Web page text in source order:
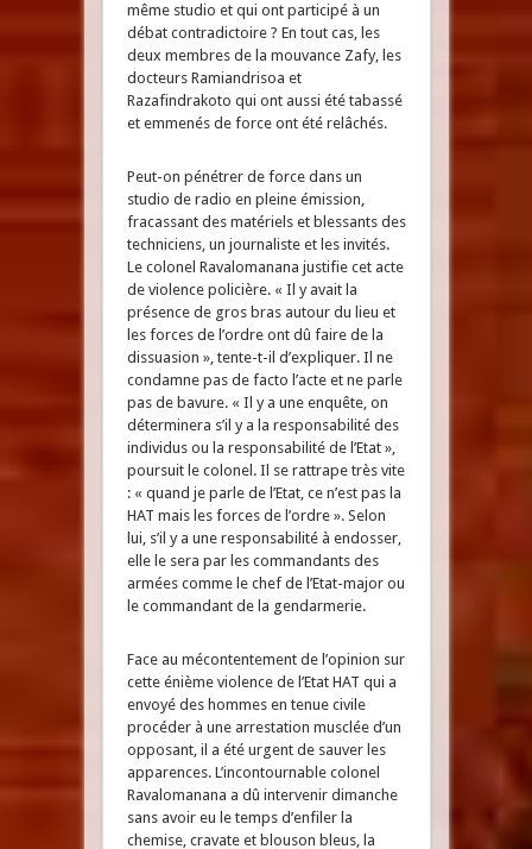
même studio et qui ont participé à un
débat contradictoire ? En tout cas, les
deux membres de la mouvance Zafy, les
docteurs Ramiandrisoa et
Razafindrakoto qui ont aussi été tabassé
et emmenés de force ont été relâchés.
Peut-on pénétrer de force dans un
studio de radio en pleine émission,
fracassant des matériels et blessants des
techniciens, un journaliste et les invités.
Le colonel Ravalomanana justifie cet acte
de violence policière. « Il y avait la
présence de gros bras autour du lieu et
les forces de l’ordre ont dû faire de la
dissuasion », tente-t-il d’expliquer. Il ne
condamne pas de facto l’acte et ne parle
pas de bavure. « Il y a une enquête, on
déterminera s’il y a la responsabilité des
individus ou la responsabilité de l’Etat »,
poursuit le colonel. Il se rattrape très vite
: « quand je parle de l’Etat, ce n’est pas la
HAT mais les forces de l’ordre ». Selon
lui, s’il y a une responsabilité à endosser,
elle le sera par les commandants des
armées comme le chef de l’Etat-major ou
le commandant de la gendarmerie.
Face au mécontentement de l’opinion sur
cette énième violence de l’Etat HAT qui a
envoyé des hommes en tenue civile
procéder à une arrestation musclée d’un
opposant, il a été urgent de sauver les
apparences. L’incontournable colonel
Ravalomanana a dû intervenir dimanche
sans avoir eu le temps d’enfiler la
chemise, cravate et blouson bleus, la